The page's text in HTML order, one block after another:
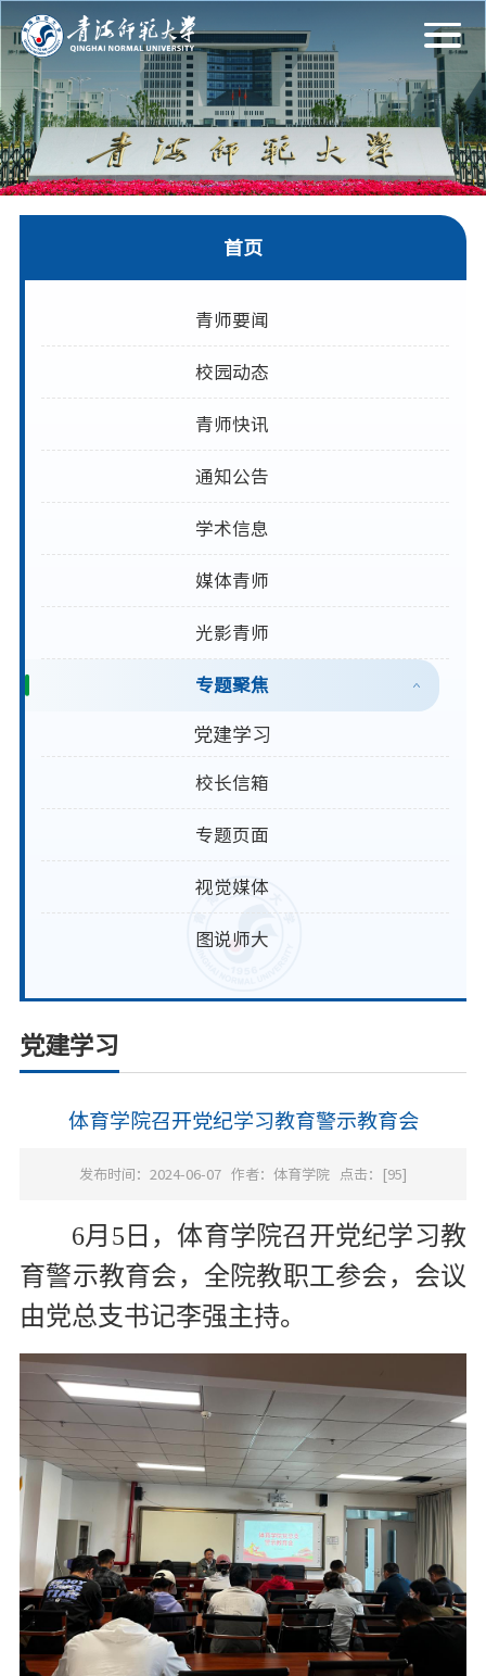
首页
青师要闻
校园动态
青师快讯
通知公告
学术信息
媒体青师
光影青师
专题聚焦
党建学习
校长信箱
专题页面
视觉媒体
图说师大
党建学习
体育学院召开党纪学习教育警示教育会
发布时间：2024-06-07 作者：体育学院 点击：[95]
6月5日，体育学院召开党纪学习教
育警示教育会，全院教职工参会，会议
由党总支书记李强主持。